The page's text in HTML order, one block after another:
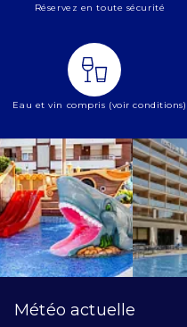
Réservez en toute sécurité
Eau et vin compris (voir conditions)
Météo actuelle